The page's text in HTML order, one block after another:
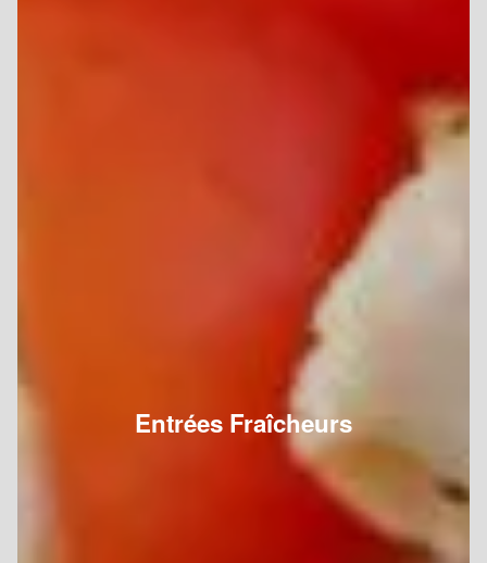
Entrées Fraîcheurs